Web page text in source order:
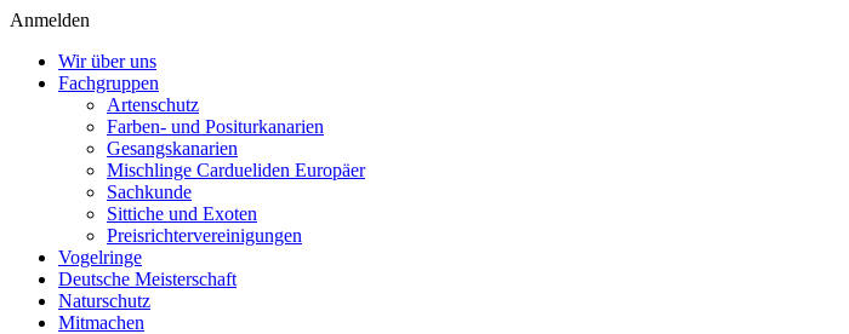
Anmelden
Wir über uns
Fachgruppen
Artenschutz
Farben- und Positurkanarien
Gesangskanarien
Mischlinge Cardueliden Europäer
Sachkunde
Sittiche und Exoten
Preisrichtervereinigungen
Vogelringe
Deutsche Meisterschaft
Naturschutz
Mitmachen